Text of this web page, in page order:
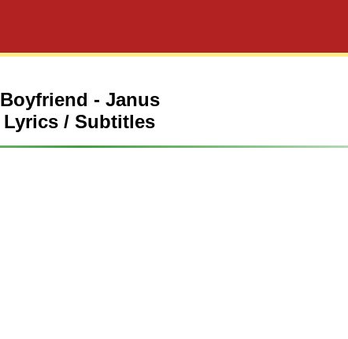
Boyfriend - Janus
Lyrics / Subtitles